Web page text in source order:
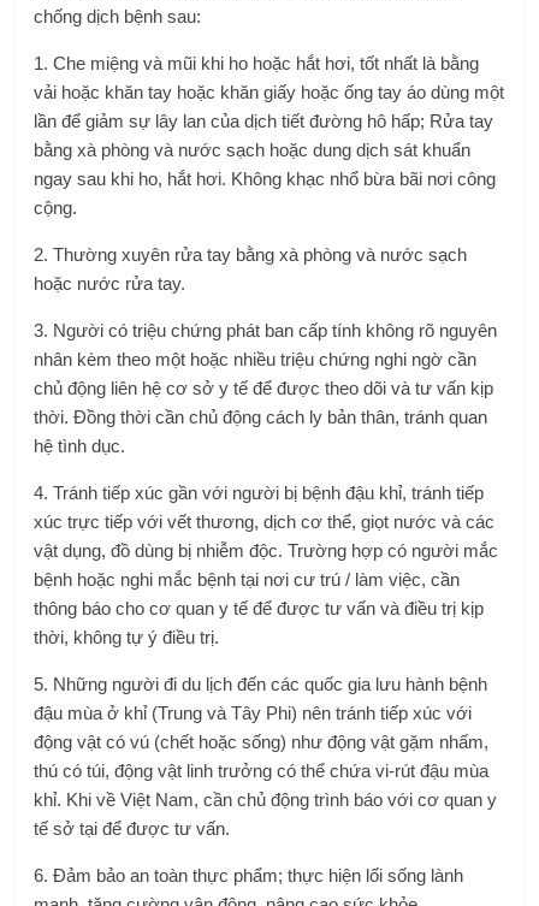
chống dịch bệnh sau:
1. Che miệng và mũi khi ho hoặc hắt hơi, tốt nhất là bằng
vải hoặc khăn tay hoặc khăn giấy hoặc ống tay áo dùng một
lần để giảm sự lây lan của dịch tiết đường hô hấp; Rửa tay
bằng xà phòng và nước sạch hoặc dung dịch sát khuẩn
ngay sau khi ho, hắt hơi. Không khạc nhổ bừa bãi nơi công
cộng.
2. Thường xuyên rửa tay bằng xà phòng và nước sạch
hoặc nước rửa tay.
3. Người có triệu chứng phát ban cấp tính không rõ nguyên
nhân kèm theo một hoặc nhiều triệu chứng nghi ngờ cần
chủ động liên hệ cơ sở y tế để được theo dõi và tư vấn kịp
thời. Đồng thời cần chủ động cách ly bản thân, tránh quan
hệ tình dục.
4. Tránh tiếp xúc gần với người bị bệnh đậu khỉ, tránh tiếp
xúc trực tiếp với vết thương, dịch cơ thể, giọt nước và các
vật dụng, đồ dùng bị nhiễm độc. Trường hợp có người mắc
bệnh hoặc nghi mắc bệnh tại nơi cư trú / làm việc, cần
thông báo cho cơ quan y tế để được tư vấn và điều trị kịp
thời, không tự ý điều trị.
5. Những người đi du lịch đến các quốc gia lưu hành bệnh
đậu mùa ở khỉ (Trung và Tây Phi) nên tránh tiếp xúc với
động vật có vú (chết hoặc sống) như động vật gặm nhấm,
thú có túi, động vật linh trưởng có thể chứa vi-rút đậu mùa
khỉ. Khi về Việt Nam, cần chủ động trình báo với cơ quan y
tế sở tại để được tư vấn.
6. Đảm bảo an toàn thực phẩm; thực hiện lối sống lành